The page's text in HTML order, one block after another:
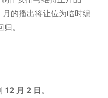
月的播出将让位为临时编
归。
12 月 2 日 。